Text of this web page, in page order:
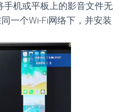
手机或平板上的影音文件无
一个Wi-Fi网络下，并安装